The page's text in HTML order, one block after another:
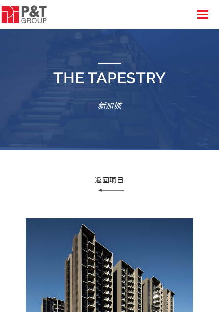
THE TAPESTRY
新加坡
返回项目